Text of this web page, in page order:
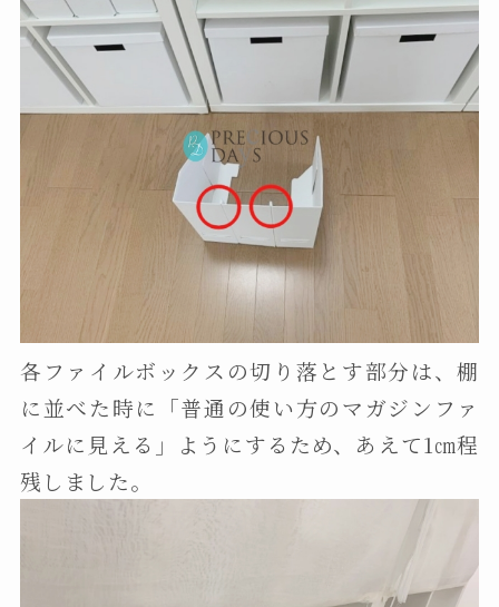
各ファイルボックスの切り落とす部分は、棚
に並べた時に「普通の使い方のマガジンファ
イルに見える」ようにするため、あえて1㎝程
残しました。